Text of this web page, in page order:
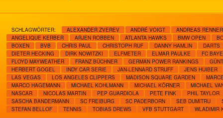
SCHLAGWÖRTER: ALEXANDER ZVEREV ANDRÉ VOIGT
ANDREAS RENNER
ANGELIQUE KERBER
ARJEN ROBBEN ATLANTA HAWKS BMW OPEN
BOXEN
BVB CHRIS PAUL CHRISTOPH RUF DANNY HAMLIN
DARTS
DIETER HECKING
DIRK NOWITZKI ELFMETER ELMAR PAULKE
FC
FLOYD MAYWEATHER
FRANZ BÜCHNER GERMAN POWER RANKINGS
HERBERT GOGEL
INDY CAR SERIE JAN-LENNARD STRUFF
JENS HUIBER
LAS VEGAS
LOS ANGELES CLIPPERS MADISON SQUARE GARDEN
MARCO HAGEMANN
MICHAEL KOHLMANN MICHAEL KÖRNER
MICHAEL
NASCAR
NICOLAS MARTIN PEP GUARDIOLA PETE FINK
PHIL TAYLOR
SASCHA BANDERMANN
SC FREIBURG SC PADERBORN SEB DUMITRU
STEFAN BELLOF
TENNIS TOBIAS DREWS VFB STUTTGART WLADIMIR